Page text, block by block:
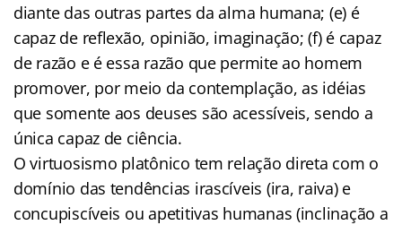
diante das outras partes da alma humana; (e) é
capaz de reflexão, opinião, imaginação; (f) é capaz
de razão e é essa razão que permite ao homem
promover, por meio da contemplação, as idéias
que somente aos deuses são acessíveis, sendo a
única capaz de ciência.
O virtuosismo platônico tem relação direta com o
domínio das tendências irascíveis (ira, raiva) e
concupiscíveis ou apetitivas humanas (inclinação a